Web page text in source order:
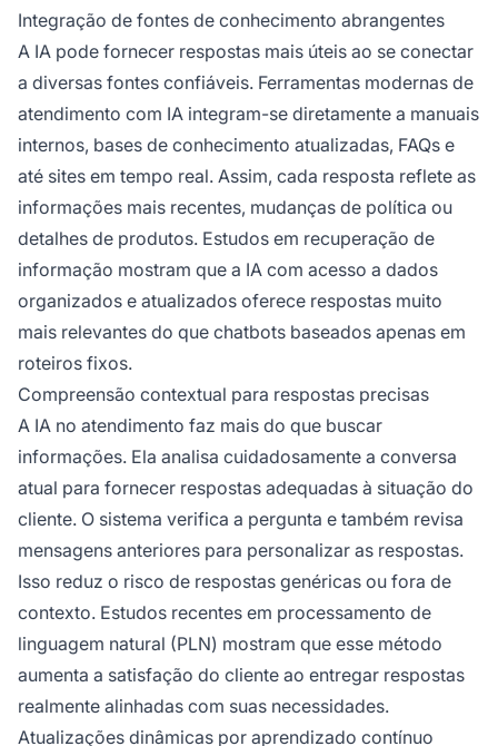
Integração de fontes de conhecimento abrangentes
A IA pode fornecer respostas mais úteis ao se conectar
a diversas fontes confiáveis. Ferramentas modernas de
atendimento com IA integram-se diretamente a manuais
internos, bases de conhecimento atualizadas, FAQs e
até sites em tempo real. Assim, cada resposta reflete as
informações mais recentes, mudanças de política ou
detalhes de produtos. Estudos em recuperação de
informação mostram que a IA com acesso a dados
organizados e atualizados oferece respostas muito
mais relevantes do que chatbots baseados apenas em
roteiros fixos.
Compreensão contextual para respostas precisas
A IA no atendimento faz mais do que buscar
informações. Ela analisa cuidadosamente a conversa
atual para fornecer respostas adequadas à situação do
cliente. O sistema verifica a pergunta e também revisa
mensagens anteriores para personalizar as respostas.
Isso reduz o risco de respostas genéricas ou fora de
contexto. Estudos recentes em processamento de
linguagem natural (PLN) mostram que esse método
aumenta a satisfação do cliente ao entregar respostas
realmente alinhadas com suas necessidades.
Atualizações dinâmicas por aprendizado contínuo